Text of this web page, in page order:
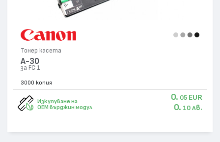
Тонер касета
A-30
за FC 1
3000 копия
Изкупуване на
OEM върджин модул
0. 05 EUR
0. 10 лв.